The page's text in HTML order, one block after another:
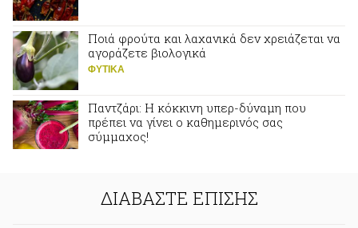
Ποιά φρούτα και λαχανικά δεν χρειάζεται να
αγοράζετε βιολογικά
ΦΥΤΙΚA
Παντζάρι: Η κόκκινη υπερ-δύναμη που
πρέπει να γίνει ο καθημερινός σας
σύμμαχος!
ΔΙΑΒΑΣΤΕ ΕΠΙΣΗΣ